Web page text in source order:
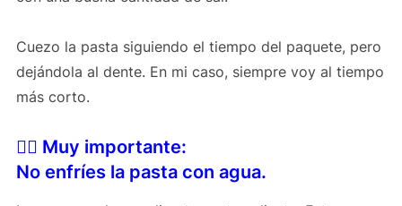
Cuezo la pasta siguiendo el tiempo del paquete, pero
dejándola al dente. En mi caso, siempre voy al tiempo
más corto.
👉🏻 Muy importante:
No enfríes la pasta con agua.